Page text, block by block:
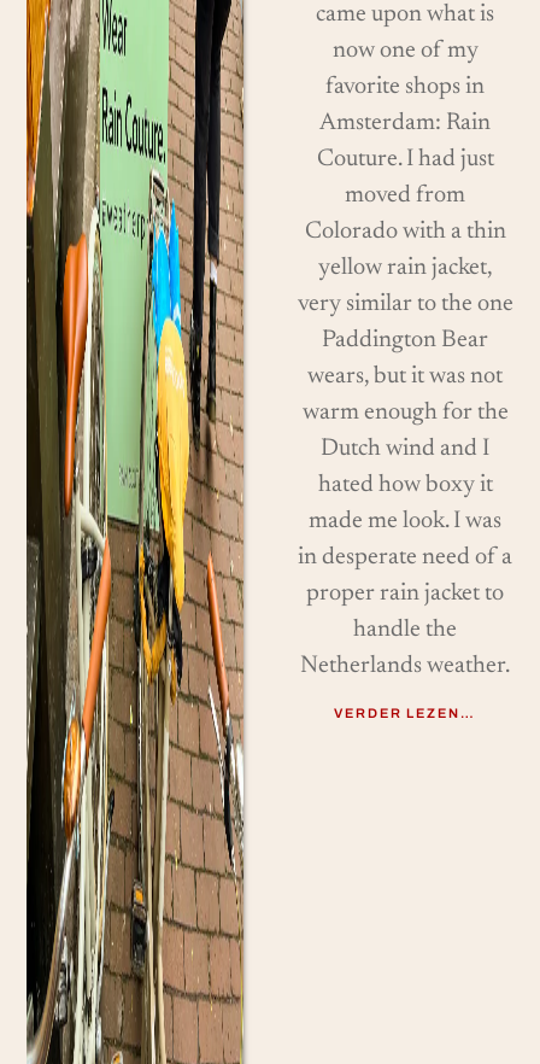
came upon what is
now one of my
favorite shops in
Amsterdam: Rain
Couture. I had just
moved from
Colorado with a thin
yellow rain jacket,
very similar to the one
Paddington Bear
wears, but it was not
warm enough for the
Dutch wind and I
hated how boxy it
made me look. I was
in desperate need of a
proper rain jacket to
handle the
Netherlands weather.
VERDER LEZEN…